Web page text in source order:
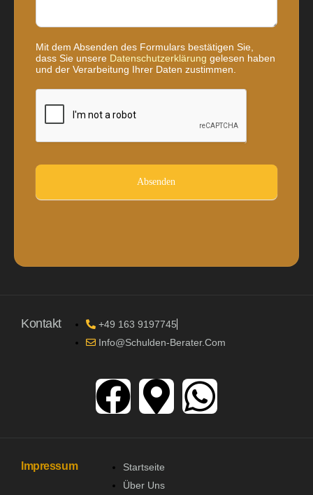
Mit dem Absenden des Formulars bestätigen Sie,
dass Sie unsere Datenschutzerklärung gelesen haben
und der Verarbeitung Ihrer Daten zustimmen.
Absenden
Kontakt
+49 163 9197745
Info@schulden-Berater.com
Impressum
Startseite
Über Uns